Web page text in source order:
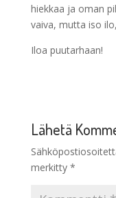
hiekkaa ja oman
vaiva, mutta iso
Iloa puutarhaan!
Lähetä
merkitty *